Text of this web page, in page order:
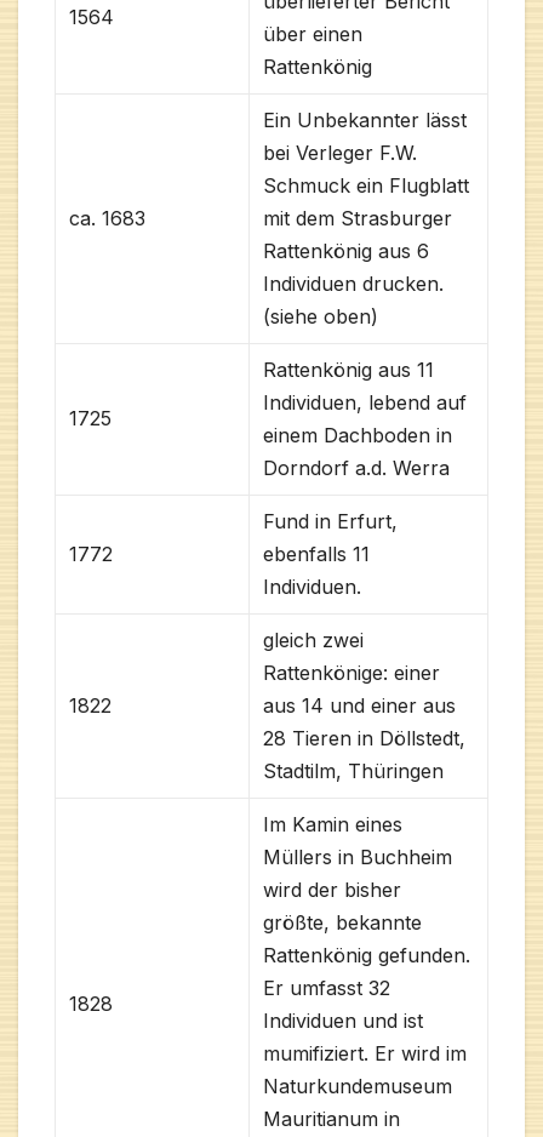
1564
über einen
Rattenkönig
ca. 1683
Ein Unbekannter lässt
bei Verleger F.W.
Schmuck ein Flugblatt
mit dem Strasburger
Rattenkönig aus 6
Individuen drucken.
(siehe oben)
1725
Rattenkönig aus 11
Individuen, lebend auf
einem Dachboden in
Dorndorf a.d. Werra
1772
Fund in Erfurt,
ebenfalls 11
Individuen.
1822
gleich zwei
Rattenkönige: einer
aus 14 und einer aus
28 Tieren in Döllstedt,
Stadtilm, Thüringen
1828
Im Kamin eines
Müllers in Buchheim
wird der bisher
größte, bekannte
Rattenkönig gefunden.
Er umfasst 32
Individuen und ist
mumifiziert. Er wird im
Naturkundemuseum
Mauritianum in